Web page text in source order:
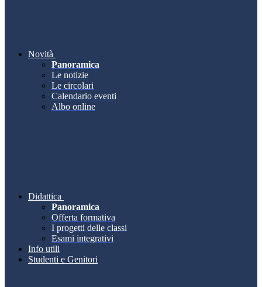
Novità
Panoramica
Le notizie
Le circolari
Calendario eventi
Albo online
Didattica
Panoramica
Offerta formativa
I progetti delle classi
Esami integrativi
Info utili
Studenti e Genitori